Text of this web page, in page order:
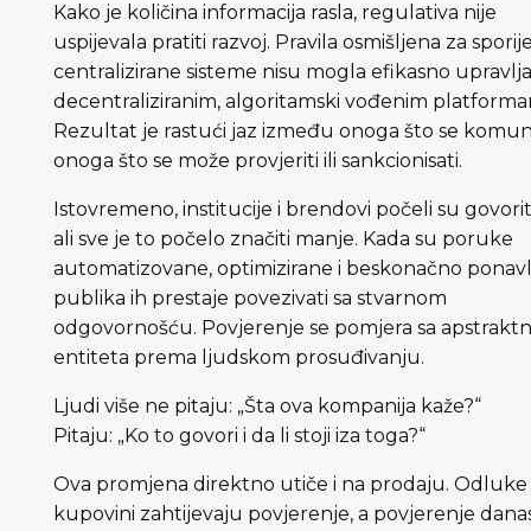
Kako je količina informacija rasla, regulativa nije
uspijevala pratiti razvoj. Pravila osmišljena za
centralizirane sisteme nisu mogla efikasno
decentraliziranim, algoritamski vođenim
Rezultat je rastući jaz između onoga što se
onoga što se može provjeriti ili sankcionisati.
Istovremeno, institucije i brendovi počeli su
ali sve je to počelo značiti manje. Kada su poruke
automatizovane, optimizirane i beskonačno
publika ih prestaje povezivati sa stvarnom
odgovornošću. Povjerenje se pomjera sa
entiteta prema ljudskom prosuđivanju.
Ljudi više ne pitaju: „Šta ova kompanija kaže?“
Pitaju: „Ko to govori i da li stoji iza toga?“
Ova promjena direktno utiče i na prodaju. Odluke
kupovini zahtijevaju povjerenje, a povjerenje